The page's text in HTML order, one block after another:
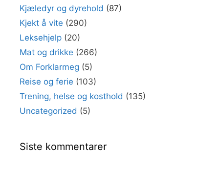
Kjæledyr og dyrehold (87)
Kjekt å vite (290)
Leksehjelp (20)
Mat og drikke (266)
Om Forklarmeg (5)
Reise og ferie (103)
Trening, helse og kosthold (135)
Uncategorized (5)
Siste kommentarer